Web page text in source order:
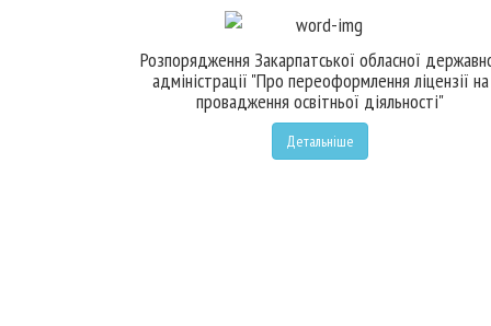
Розпорядження Закарпатської обласної
адміністрації "Про переоформлення ліцензії на
провадження освітньої діяльності"
Детальніше